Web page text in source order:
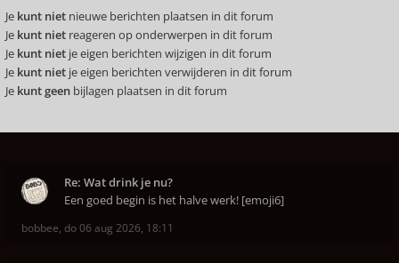
Je kunt niet nieuwe berichten plaatsen in dit forum
Je kunt niet reageren op onderwerpen in dit forum
Je kunt niet je eigen berichten wijzigen in dit forum
Je kunt niet je eigen berichten verwijderen in dit forum
Je kunt geen bijlagen plaatsen in dit forum
Re: Wat drink je nu?
Een goed begin is het halve werk! [emoji6]
bobbee, do 06 aug 2026, 18:11